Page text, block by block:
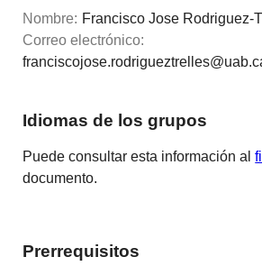
Nombre: Francisco Jose Rodriguez-
Correo electrónico:
Idiomas de los grupos
Puede consultar esta información al
documento.
Prerrequisitos